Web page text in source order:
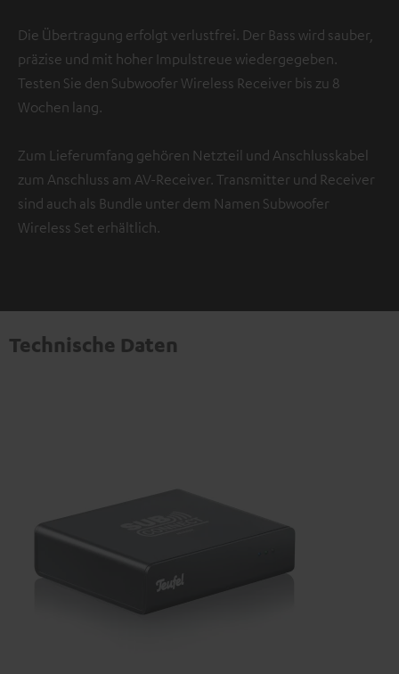
Die Übertragung erfolgt verlustfrei. Der Bass wird sauber,
präzise und mit hoher Impulstreue wiedergegeben.
Testen Sie den Subwoofer Wireless Receiver bis zu 8
Wochen lang.
Zum Lieferumfang gehören Netzteil und Anschlusskabel
zum Anschluss am AV-Receiver. Transmitter und Receiver
sind auch als Bundle unter dem Namen Subwoofer
Wireless Set erhältlich.
Technische Daten